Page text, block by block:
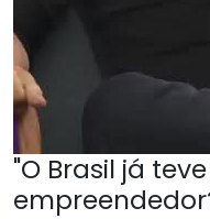
"O Brasil já